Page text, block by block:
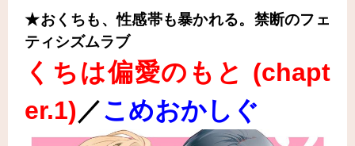
★おくちも、性感帯も暴かれる。禁断のフェ
ティシズムラブ
くちは偏愛のもと (chapt
er.1)／こめおかしぐ